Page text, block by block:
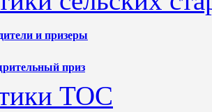
и призеры
приз
ТОС